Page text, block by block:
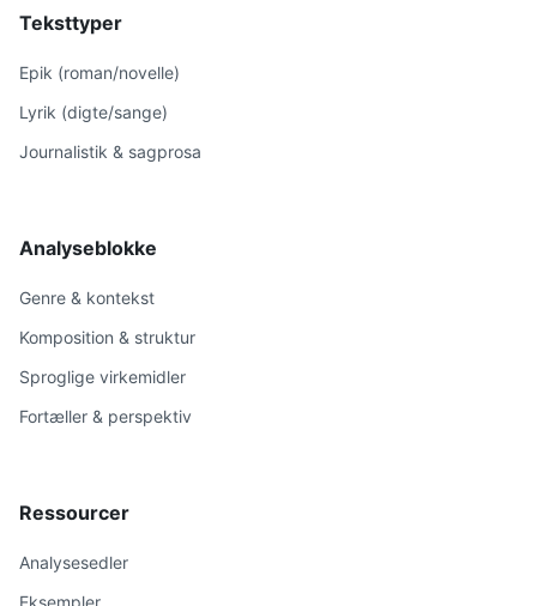
Teksttyper
Epik (roman/novelle)
Lyrik (digte/sange)
Journalistik & sagprosa
Analyseblokke
Genre & kontekst
Komposition & struktur
Sproglige virkemidler
Fortæller & perspektiv
Ressourcer
Analysesedler
Eksempler